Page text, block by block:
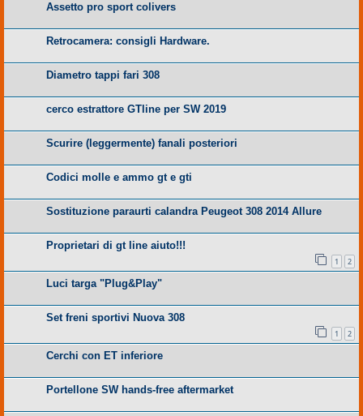
Assetto pro sport colivers
Retrocamera: consigli Hardware.
Diametro tappi fari 308
cerco estrattore GTline per SW 2019
Scurire (leggermente) fanali posteriori
Codici molle e ammo gt e gti
Sostituzione paraurti calandra Peugeot 308 2014 Allure
Proprietari di gt line aiuto!!!
1 2
Luci targa "Plug&Play"
Set freni sportivi Nuova 308
1 2
Cerchi con ET inferiore
Portellone SW hands-free aftermarket